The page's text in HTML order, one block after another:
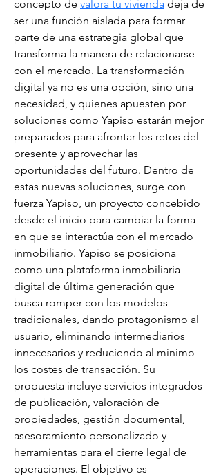
concepto de valora tu vivienda deja de
ser una función aislada para formar
parte de una estrategia global que
transforma la manera de relacionarse
con el mercado. La transformación
digital ya no es una opción, sino una
necesidad, y quienes apuesten por
soluciones como Yapiso estarán mejor
preparados para afrontar los retos del
presente y aprovechar las
oportunidades del futuro. Dentro de
estas nuevas soluciones, surge con
fuerza Yapiso, un proyecto concebido
desde el inicio para cambiar la forma
en que se interactúa con el mercado
inmobiliario. Yapiso se posiciona
como una plataforma inmobiliaria
digital de última generación que
busca romper con los modelos
tradicionales, dando protagonismo al
usuario, eliminando intermediarios
innecesarios y reduciendo al mínimo
los costes de transacción. Su
propuesta incluye servicios integrados
de publicación, valoración de
propiedades, gestión documental,
asesoramiento personalizado y
herramientas para el cierre legal de
operaciones. El objetivo es